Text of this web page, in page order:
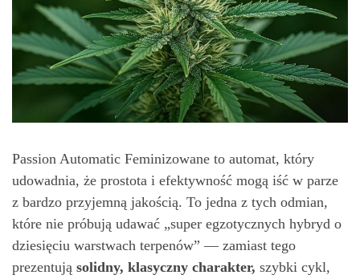
Passion Automatic Feminizowane to automat, który
udowadnia, że prostota i efektywność mogą iść w parze
z bardzo przyjemną jakością. To jedna z tych odmian,
które nie próbują udawać „super egzotycznych hybryd o
dziesięciu warstwach terpenów” — zamiast tego
prezentują solidny, klasyczny charakter, szybki cykl,